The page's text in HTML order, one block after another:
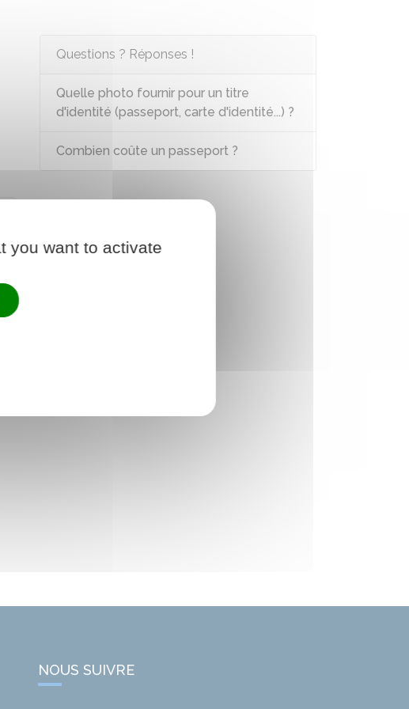
Questions ? Réponses !
Quelle photo fournir pour un titre
d'identité (passeport, carte d'identité...) ?
Combien coûte un passeport ?
NOUS SUIVRE
you want to activate